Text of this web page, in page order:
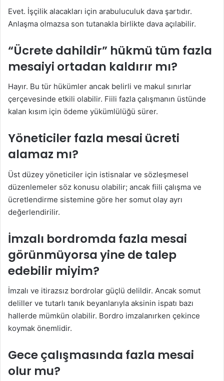
Evet. İşçilik alacakları için arabuluculuk dava şartıdır.
Anlaşma olmazsa son tutanakla birlikte dava açılabilir.
“Ücrete dahildir” hükmü tüm fazla
mesaiyi ortadan kaldırır mı?
Hayır. Bu tür hükümler ancak belirli ve makul sınırlar
çerçevesinde etkili olabilir. Fiili fazla çalışmanın üstünde
kalan kısım için ödeme yükümlülüğü sürer.
Yöneticiler fazla mesai ücreti
alamaz mı?
Üst düzey yöneticiler için istisnalar ve sözleşmesel
düzenlemeler söz konusu olabilir; ancak fiili çalışma ve
ücretlendirme sistemine göre her somut olay ayrı
değerlendirilir.
İmzalı bordromda fazla mesai
görünmüyorsa yine de talep
edebilir miyim?
İmzalı ve itirazsız bordrolar güçlü delildir. Ancak somut
deliller ve tutarlı tanık beyanlarıyla aksinin ispatı bazı
hallerde mümkün olabilir. Bordro imzalanırken çekince
koymak önemlidir.
Gece çalışmasında fazla mesai
olur mu?